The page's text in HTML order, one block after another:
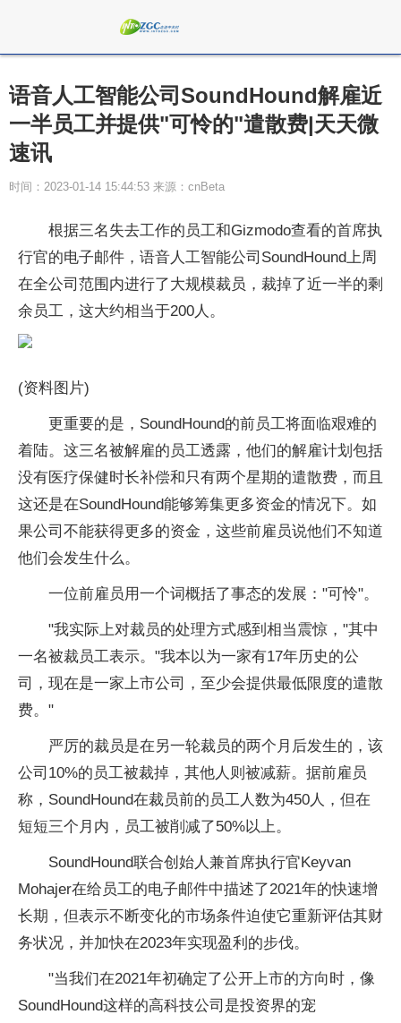
语音人工智能公司SoundHound解雇近
一半员工并提供"可怜的"遣散费|天天微
速讯
时间：2023-01-14 15:44:53 来源：cnBeta
根据三名失去工作的员工和Gizmodo查看的首席执
行官的电子邮件，语音人工智能公司SoundHound上周
在全公司范围内进行了大规模裁员，裁掉了近一半的剩
余员工，这大约相当于200人。
(资料图片)
更重要的是，SoundHound的前员工将面临艰难的
着陆。这三名被解雇的员工透露，他们的解雇计划包括
没有医疗保健时长补偿和只有两个星期的遣散费，而且
这还是在SoundHound能够筹集更多资金的情况下。如
果公司不能获得更多的资金，这些前雇员说他们不知道
他们会发生什么。
一位前雇员用一个词概括了事态的发展："可怜"。
"我实际上对裁员的处理方式感到相当震惊，"其中
一名被裁员工表示。"我本以为一家有17年历史的公
司，现在是一家上市公司，至少会提供最低限度的遣散
费。"
严厉的裁员是在另一轮裁员的两个月后发生的，该
公司10%的员工被裁掉，其他人则被减薪。据前雇员
称，SoundHound在裁员前的员工人数为450人，但在
短短三个月内，员工被削减了50%以上。
SoundHound联合创始人兼首席执行官Keyvan
Mohajer在给员工的电子邮件中描述了2021年的快速增
长期，但表示不断变化的市场条件迫使它重新评估其财
务状况，并加快在2023年实现盈利的步伐。
"当我们在2021年初确定了公开上市的方向时，像
SoundHound这样的高科技公司是投资界的宠